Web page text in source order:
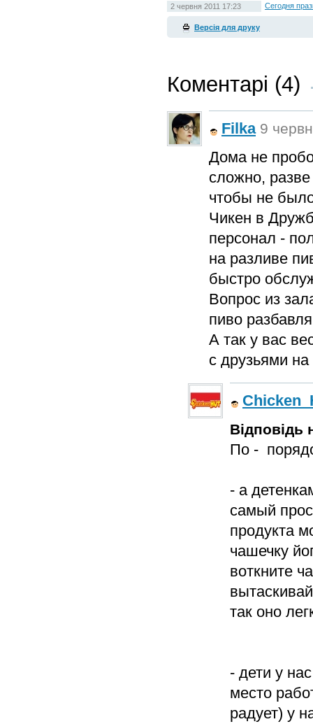
2 червня 2011 17:23
Сегодня
Версія для друку
Коментарі (4)
Filka 9
Дома не
сложно,
чтобы не
Чикен в
персонал -
на разливе
быстро
Вопрос из
пиво
А так у вас
с друзьями
Відповідь
По -
- а
самый
продукта
чашечку
воткните
так оно
- дети у
место
радует) у